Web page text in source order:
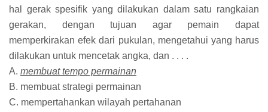
hal gerak spesifik yang dilakukan dalam satu rangkaian
gerakan, dengan tujuan agar pemain dapat
memperkirakan efek dari pukulan, mengetahui yang harus
dilakukan untuk mencetak angka, dan . . . .
A. membuat tempo permainan
B. membuat strategi permainan
C. mempertahankan wilayah pertahanan